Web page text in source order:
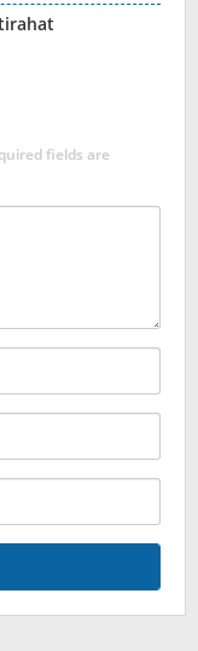
fields are